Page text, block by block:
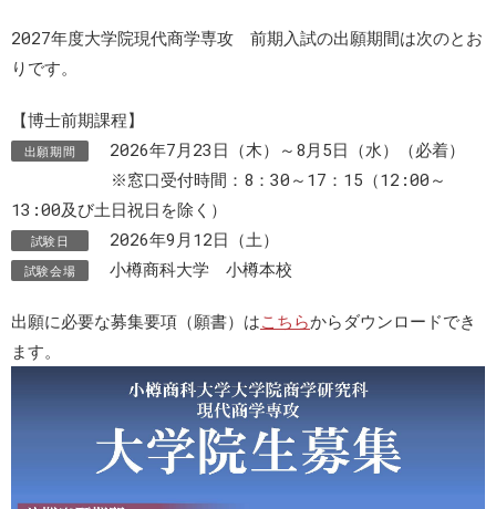
2027年度大学院現代商学専攻 前期入試の出願期間は次のとお
りです。
【博士前期課程】
出願期間
2026年7月23日（木）～8月5日（水）（必着）
※窓口受付時間：8：30～17：15（12:00～
13:00及び土日祝日を除く）
試験日 2026年9月12日（土）
試験会場 小樽商科大学 小樽本校
出願に必要な募集要項（願書）はこちらからダウンロードでき
ます。